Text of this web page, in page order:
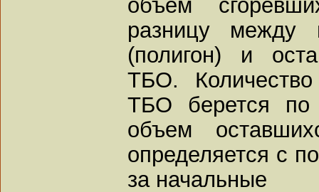
разницу между
(полигон) и
ТБО.
ТБО берется по
объем
определяется с
за начальные